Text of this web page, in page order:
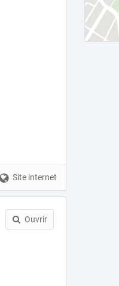
Site internet
Ouvrir